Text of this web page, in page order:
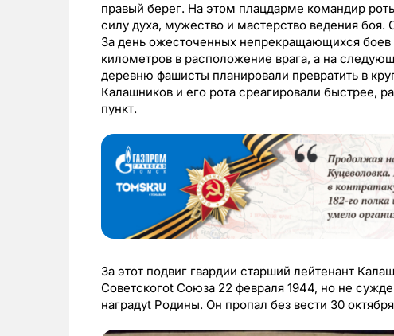
правый берег. На этом плацдарме командир
силу духа, мужество и мастерство ведения
За день ожесточенных непрекращающихся боев
километров в расположение врага, а на
деревню фашисты планировали превратить в
Калашников и его рота среагировали быстрее,
пункт.
За этот подвиг гвардии старший лейтенант
Советскогоt Союза 22 февраля 1944, но не
наградуt Родины. Он пропал без вести 30